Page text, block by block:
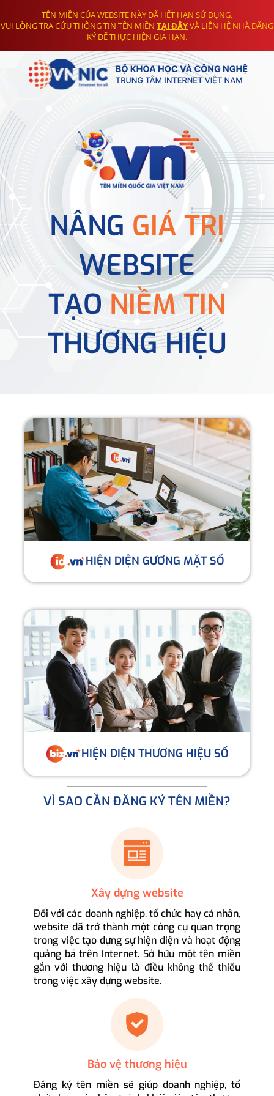
TÊN MIỀN CỦA WEBSITE NÀY ĐÃ HẾT HẠN SỬ DỤNG.
VUI LÒNG TRA CỨU THÔNG TIN TÊN MIỀN TẠI ĐÂYVÀ LIÊN HỆ NHÀ ĐĂNG
KÝ ĐỂ THỰC HIỆN GIA HẠN.
NÂNG GIÁ TRỊ
WEBSITE
TẠONIỀM TIN
THƯƠNG HIỆU
HIỆN DIỆN GƯƠNG MẶT SỐ
HIỆN DIỆN THƯƠNG HIỆU SỐ
VÌ SAO CẦN ĐĂNG KÝ TÊN MIỀN?
Xây dựng website
Đối với các doanh nghiệp, tổ chức hay cá nhân,
website đã trở thành một công cụ quan trọng
trong việc tạo dựng sự hiện diện và hoạt động
quảng bá trên Internet. Sở hữu một tên miền
gắn với thương hiệu là điều không thể thiếu
trong việc xây dựng website.
Bảo vệ thương hiệu
Đăng ký tên miền sẽ giúp doanh nghiệp, tổ